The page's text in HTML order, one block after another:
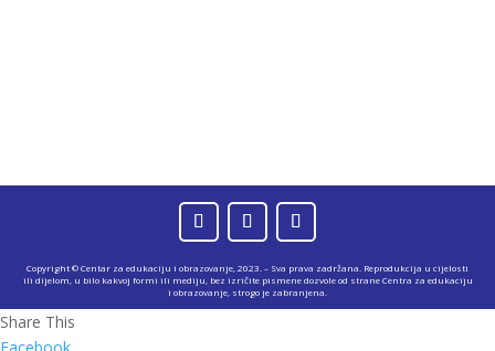
Copyright © Centar za edukaciju i obrazovanje, 2023. – Sva prava zadržana. Reprodukcija u cijelosti
ili dijelom, u bilo kakvoj formi ili mediju, bez izričite pismene dozvole od strane Centra za edukaciju
i obrazovanje, strogo je zabranjena.
Share This